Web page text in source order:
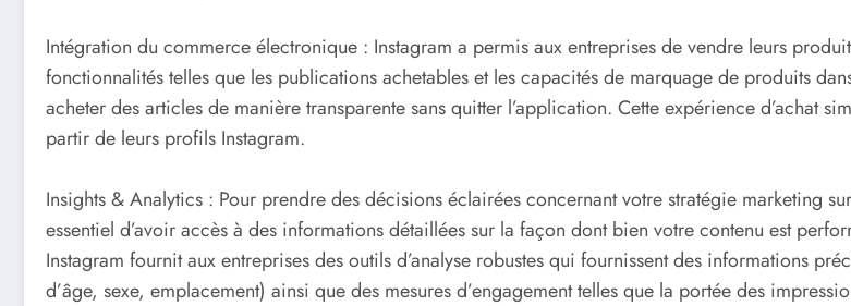
Intégration du commerce électronique : Instagram a permis aux entreprises de vendre leurs
fonctionnalités telles que les publications achetables et les capacités de marquage de produits
acheter des articles de manière transparente sans quitter l’application. Cette expérience d’achat
partir de leurs profils Instagram.
Insights & Analytics : Pour prendre des décisions éclairées concernant votre stratégie marketing
essentiel d’avoir accès à des informations détaillées sur la façon dont bien votre contenu est
Instagram fournit aux entreprises des outils d’analyse robustes qui fournissent des informations
d’âge, sexe, emplacement) ainsi que des mesures d’engagement telles que la portée des